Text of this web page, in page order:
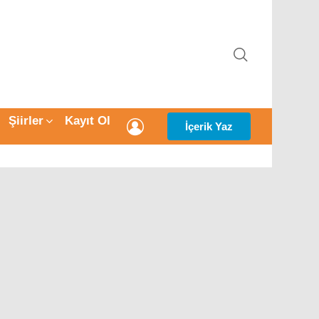
Şiirler Kayıt Ol İçerik Yaz